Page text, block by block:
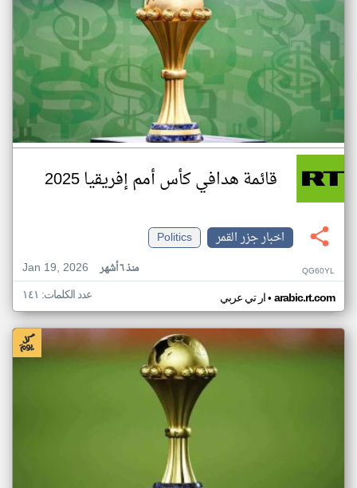
قائمة هدافي كأس أمم إفريقيا 2025
اخبار جزر القمر
Politics
Jan 19, 2026
منذ ٦ أشهر QG60YL
ار تي عربي• arabic.rt.com عدد الكلمات: ١٤١